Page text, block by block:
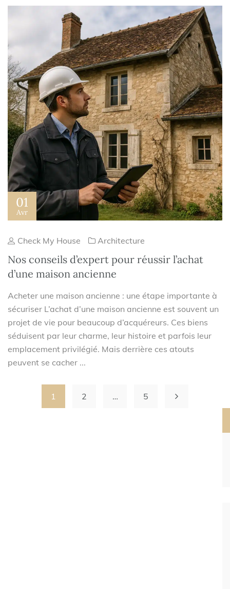
01
Avr
Check My House Architecture
Nos conseils d’expert pour réussir l’achat
d’une maison ancienne
Acheter une maison ancienne : une étape importante à
sécuriser L’achat d’une maison ancienne est souvent un
projet de vie pour beaucoup d’acquéreurs. Ces biens
séduisent par leur charme, leur histoire et parfois leur
emplacement privilégié. Mais derrière ces atouts
peuvent se cacher ...
1 2 … 5